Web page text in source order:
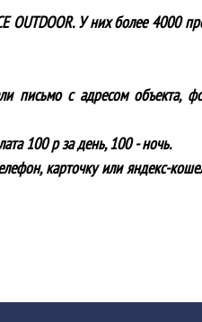
У них более 4000
письмо с адресом объекта,
100 р за день, 100 - ночь.
карточку или яндекс-